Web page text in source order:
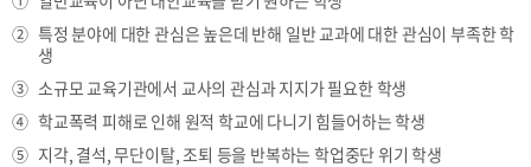
특정 분야에 대한 관심은 높은데 반해 일반 교과에 대한 관심이 부족한 학
생
소규모 교육기관에서 교사의 관심과 지지가 필요한 학생
학교폭력 피해로 인해 원적 학교에 다니기 힘들어하는 학생
지각, 결석, 무단이탈, 조퇴 등을 반복하는 학업중단 위기 학생